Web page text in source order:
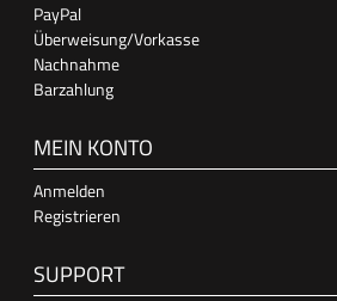
PayPal
Überweisung/Vorkasse
Nachnahme
Barzahlung
MEIN KONTO
Anmelden
Registrieren
SUPPORT